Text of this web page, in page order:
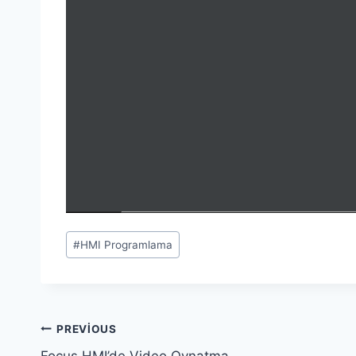
Post
Tags:
#HMI Programlama
Yazı
PREVIOUS